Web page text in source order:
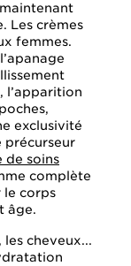
Les crèmes
femmes.
l’apparition
exclusivité
précurseur
de soins
complète
le corps
âge.
cheveux...